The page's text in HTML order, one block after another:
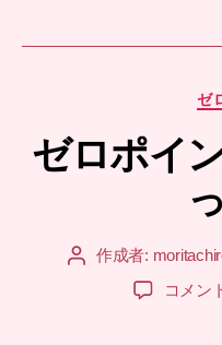
ゼ
ゼロポイ
投 作成者:
ゼ
コメン